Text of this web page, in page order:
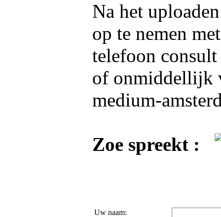
Na het
op te nemen
telefoon
of onmiddellijk
medium-
Zoe spreekt :
Uw naam: